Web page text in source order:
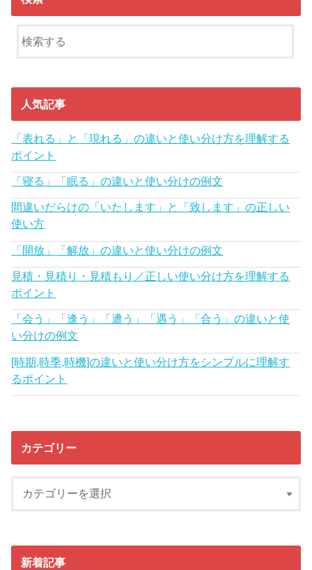
人気記事
「表れる」と「現れる」の違いと使い分け方を理解する
ポイント
「寝る」「眠る」の違いと使い分けの例文
間違いだらけの「いたします」と「致します」の正しい
使い方
「開放」「解放」の違いと使い分けの例文
見積・見積り・見積もり／正しい使い分け方を理解する
ポイント
「会う」「逢う」「遭う」「遇う」「合う」の違いと使
い分けの例文
[時期,時季,時機]の違いと使い分け方をシンプルに理解す
るポイント
カテゴリー
新着記事